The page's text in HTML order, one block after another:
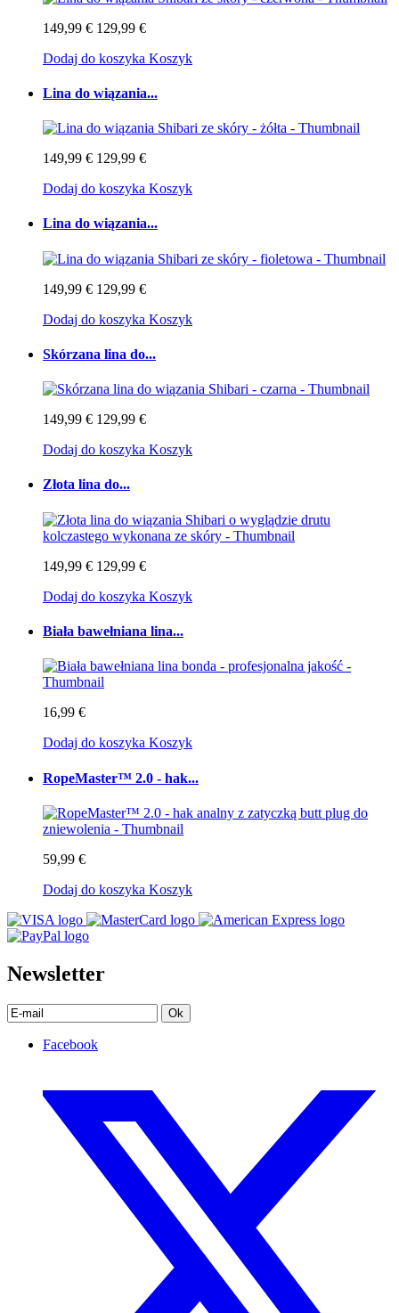
149,99 € 129,99 €
Dodaj do koszyka Koszyk
Lina do wiązania...
149,99 € 129,99 €
Dodaj do koszyka Koszyk
Lina do wiązania...
149,99 € 129,99 €
Dodaj do koszyka Koszyk
Skórzana lina do...
149,99 € 129,99 €
Dodaj do koszyka Koszyk
Złota lina do...
149,99 € 129,99 €
Dodaj do koszyka Koszyk
Biała bawełniana lina...
16,99 €
Dodaj do koszyka Koszyk
RopeMaster™ 2.0 - hak...
59,99 €
Dodaj do koszyka Koszyk
Newsletter
Ok
Facebook